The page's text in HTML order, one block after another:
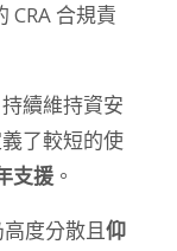
CRA 合規責
續維持資安
了較短的使
支援。
度分散且仰